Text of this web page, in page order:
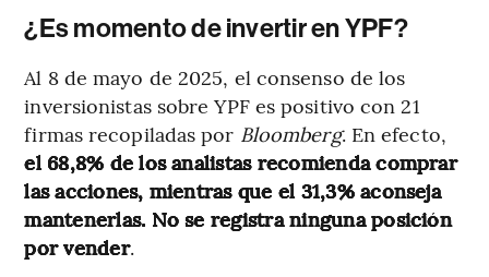
¿Es momento de invertir en YPF?
Al 8 de mayo de 2025, el consenso de los
inversionistas sobre YPF es positivo con 21
firmas recopiladas por Bloomberg. En efecto,
el 68,8% de los analistas recomienda comprar
las acciones, mientras que el 31,3% aconseja
mantenerlas. No se registra ninguna posición
por vender.